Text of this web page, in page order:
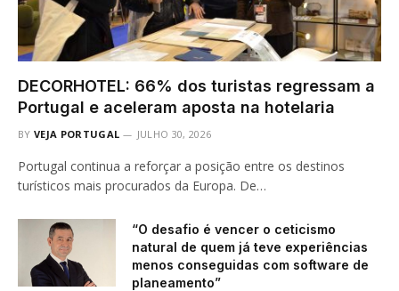
DECORHOTEL: 66% dos turistas regressam a
Portugal e aceleram aposta na hotelaria
BY VEJA PORTUGAL JULHO 30, 2026
Portugal continua a reforçar a posição entre os destinos
turísticos mais procurados da Europa. De…
“O desafio é vencer o ceticismo
natural de quem já teve experiências
menos conseguidas com software de
planeamento”